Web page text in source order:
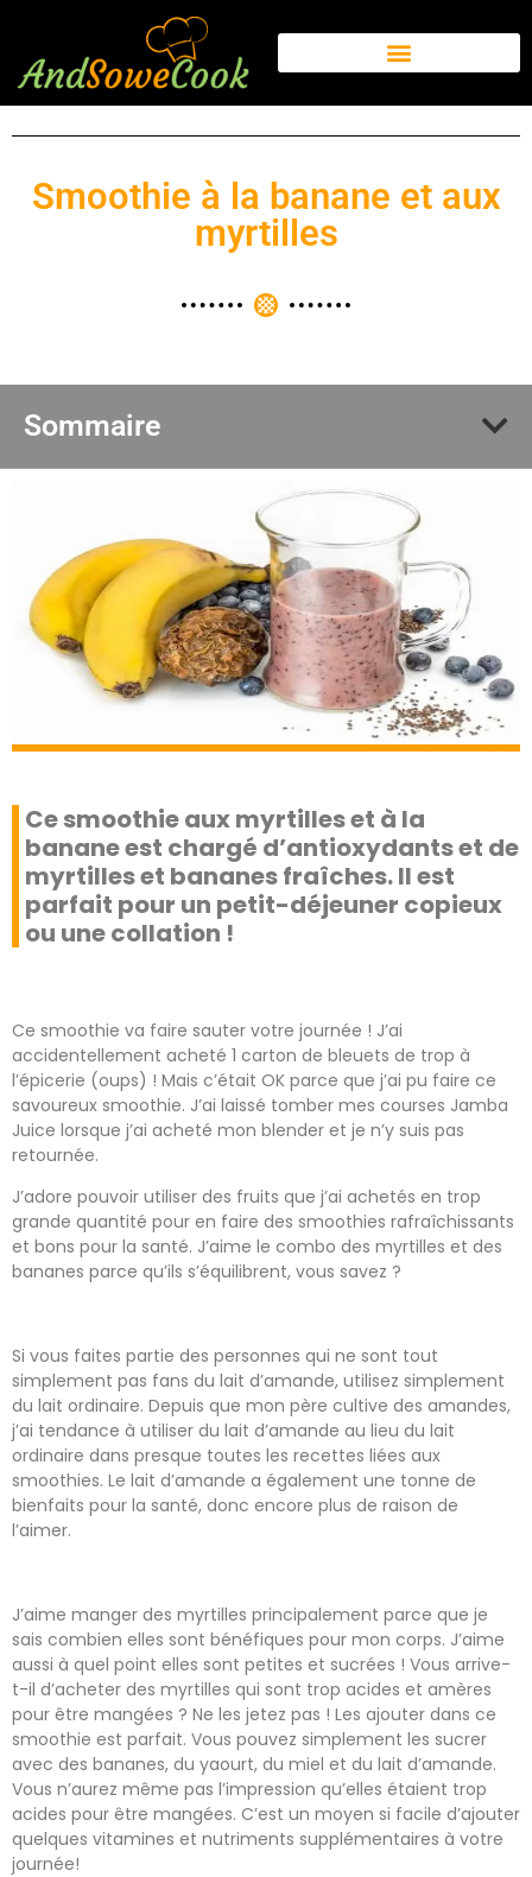
Smoothie à la banane et aux
myrtilles
Sommaire
Ce smoothie aux myrtilles et à la
banane est chargé d’antioxydants et de
myrtilles et bananes fraîches. Il est
parfait pour un petit-déjeuner copieux
ou une collation !
Ce smoothie va faire sauter votre journée ! J’ai
accidentellement acheté 1 carton de bleuets de trop à
l’épicerie (oups) ! Mais c’était OK parce que j’ai pu faire ce
savoureux smoothie. J’ai laissé tomber mes courses Jamba
Juice lorsque j’ai acheté mon blender et je n’y suis pas
retournée.
J’adore pouvoir utiliser des fruits que j’ai achetés en trop
grande quantité pour en faire des smoothies rafraîchissants
et bons pour la santé. J’aime le combo des myrtilles et des
bananes parce qu’ils s’équilibrent, vous savez ?
Si vous faites partie des personnes qui ne sont tout
simplement pas fans du lait d’amande, utilisez simplement
du lait ordinaire. Depuis que mon père cultive des amandes,
j’ai tendance à utiliser du lait d’amande au lieu du lait
ordinaire dans presque toutes les recettes liées aux
smoothies. Le lait d’amande a également une tonne de
bienfaits pour la santé, donc encore plus de raison de
l’aimer.
J’aime manger des myrtilles principalement parce que je
sais combien elles sont bénéfiques pour mon corps. J’aime
aussi à quel point elles sont petites et sucrées ! Vous arrive-
t-il d’acheter des myrtilles qui sont trop acides et amères
pour être mangées ? Ne les jetez pas ! Les ajouter dans ce
smoothie est parfait. Vous pouvez simplement les sucrer
avec des bananes, du yaourt, du miel et du lait d’amande.
Vous n’aurez même pas l’impression qu’elles étaient trop
acides pour être mangées. C’est un moyen si facile d’ajouter
quelques vitamines et nutriments supplémentaires à votre
journée!